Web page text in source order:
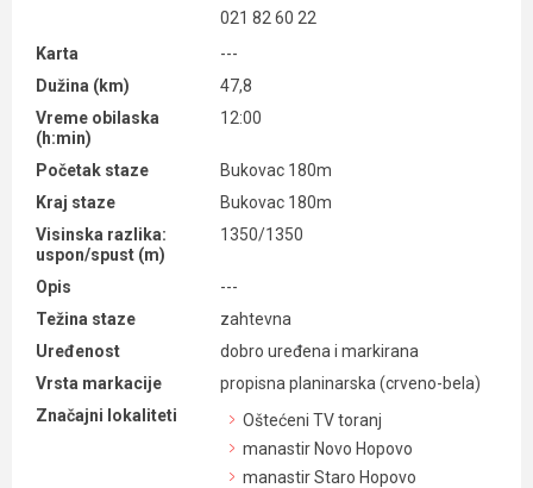
021 82 60 22
Karta
---
Dužina (km)
47,8
Vreme obilaska
(h:min)
12:00
Početak staze
Bukovac 180m
Kraj staze
Bukovac 180m
Visinska razlika:
uspon/spust (m)
1350/1350
Opis
---
Težina staze
zahtevna
Uređenost
dobro uređena i markirana
Vrsta markacije
propisna planinarska (crveno-bela)
Značajni lokaliteti
Oštećeni TV toranj
manastir Novo Hopovo
manastir Staro Hopovo